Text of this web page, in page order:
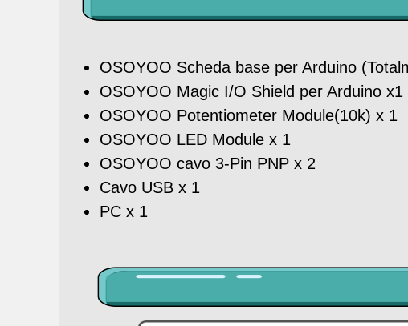
OSOYOO Scheda base per Arduino
OSOYOO Magic I/O Shield per Arduino x1
OSOYOO Potentiometer Module(10k) x 1
OSOYOO LED Module x 1
OSOYOO cavo 3-Pin PNP x 2
Cavo USB x 1
PC x 1